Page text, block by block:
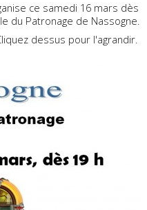
ce samedi 16 mars dès
du Patronage de Nassogne.
dessus pour l'agrandir.